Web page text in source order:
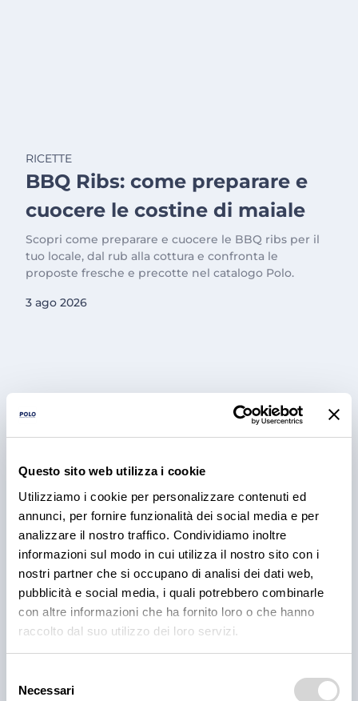
Questo sito web utilizza i cookie
Utilizziamo i cookie per personalizzare contenuti ed
annunci, per fornire funzionalità dei social media e per
analizzare il nostro traffico. Condividiamo inoltre
informazioni sul modo in cui utilizza il nostro sito con i
nostri partner che si occupano di analisi dei dati web,
pubblicità e social media, i quali potrebbero combinarle
con altre informazioni che ha fornito loro o che hanno
raccolto dal suo utilizzo dei loro servizi.
delNecessari
RICETTE
BBQ Ribs: come preparare e
cuocere le costine di maiale
Scopri come preparare e cuocere le BBQ ribs per il
tuo locale, dal rub alla cottura e confronta le
proposte fresche e precotte nel catalogo Polo.
3 ago 2026
Cantina Valle Isarco:
responsabilità e amore per il
territorio
Cantina Valle Isarco è sinonimo di eccellenza: i vini
bianchi di questa cantina sono tra i più ricercati
dell'Alto Adige grazie all'altissima qualità delle uve e
30 lug 2026